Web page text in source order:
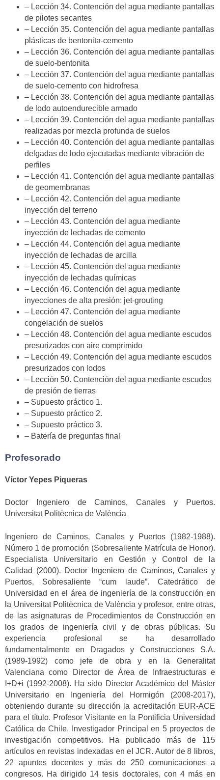
– Lección 34. Contención del agua mediante pantallas
de pilotes secantes
– Lección 35. Contención del agua mediante pantallas
plásticas de bentonita-cemento
– Lección 36. Contención del agua mediante pantallas
de suelo-bentonita
– Lección 37. Contención del agua mediante pantallas
de suelo-cemento con hidrofresa
– Lección 38. Contención del agua mediante pantallas
de lodo autoendurecible armado
– Lección 39. Contención del agua mediante pantallas
realizadas por mezcla profunda de suelos
– Lección 40. Contención del agua mediante pantallas
delgadas de lodo ejecutadas mediante vibración de
perfiles
– Lección 41. Contención del agua mediante pantallas
de geomembranas
– Lección 42. Contención del agua mediante
inyección del terreno
– Lección 43. Contención del agua mediante
inyección de lechadas de cemento
– Lección 44. Contención del agua mediante
inyección de lechadas de arcilla
– Lección 45. Contención del agua mediante
inyección de lechadas químicas
– Lección 46. Contención del agua mediante
inyecciones de alta presión: jet-grouting
– Lección 47. Contención del agua mediante
congelación de suelos
– Lección 48. Contención del agua mediante escudos
presurizados con aire comprimido
– Lección 49. Contención del agua mediante escudos
presurizados con lodos
– Lección 50. Contención del agua mediante escudos
de presión de tierras
– Supuesto práctico 1.
– Supuesto práctico 2.
– Supuesto práctico 3.
– Batería de preguntas final
Profesorado
Víctor Yepes Piqueras
Doctor Ingeniero de Caminos, Canales y Puertos.
Universitat Politècnica de València
Ingeniero de Caminos, Canales y Puertos (1982-1988).
Número 1 de promoción (Sobresaliente Matrícula de Honor).
Especialista Universitario en Gestión y Control de la
Calidad (2000). Doctor Ingeniero de Caminos, Canales y
Puertos, Sobresaliente “cum laude”. Catedrático de
Universidad en el área de ingeniería de la construcción en
la Universitat Politècnica de València y profesor, entre otras,
de las asignaturas de Procedimientos de Construcción en
los grados de ingeniería civil y de obras públicas. Su
experiencia profesional se ha desarrollado
fundamentalmente en Dragados y Construcciones S.A.
(1989-1992) como jefe de obra y en la Generalitat
Valenciana como Director de Área de Infraestructuras e
I+D+i (1992-2008). Ha sido Director Académico del Máster
Universitario en Ingeniería del Hormigón (2008-2017),
obteniendo durante su dirección la acreditación EUR-ACE
para el título. Profesor Visitante en la Pontificia Universidad
Católica de Chile. Investigador Principal en 5 proyectos de
investigación competitivos. Ha publicado más de 115
artículos en revistas indexadas en el JCR. Autor de 8 libros,
22 apuntes docentes y más de 250 comunicaciones a
congresos. Ha dirigido 14 tesis doctorales, con 4 más en